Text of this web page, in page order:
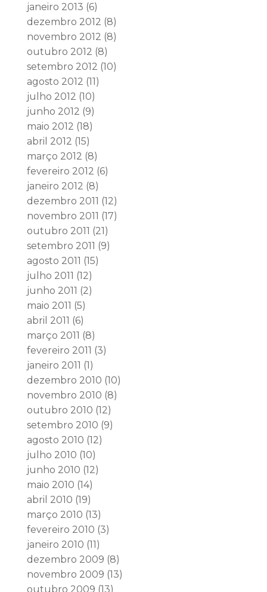
janeiro 2013 (6)
dezembro 2012 (8)
novembro 2012 (8)
outubro 2012 (8)
setembro 2012 (10)
agosto 2012 (11)
julho 2012 (10)
junho 2012 (9)
maio 2012 (18)
abril 2012 (15)
março 2012 (8)
fevereiro 2012 (6)
janeiro 2012 (8)
dezembro 2011 (12)
novembro 2011 (17)
outubro 2011 (21)
setembro 2011 (9)
agosto 2011 (15)
julho 2011 (12)
junho 2011 (2)
maio 2011 (5)
abril 2011 (6)
março 2011 (8)
fevereiro 2011 (3)
janeiro 2011 (1)
dezembro 2010 (10)
novembro 2010 (8)
outubro 2010 (12)
setembro 2010 (9)
agosto 2010 (12)
julho 2010 (10)
junho 2010 (12)
maio 2010 (14)
abril 2010 (19)
março 2010 (13)
fevereiro 2010 (3)
janeiro 2010 (11)
dezembro 2009 (8)
novembro 2009 (13)
outubro 2009 (13)